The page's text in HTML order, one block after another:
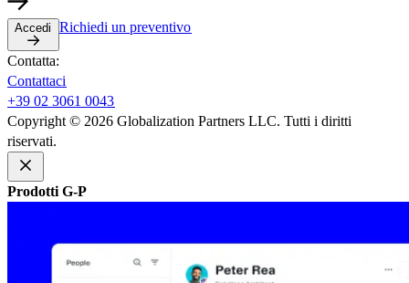
Accedi​​ Richiedi un preventivo​​
Contatta:​​
Contattaci​​
+39 02 3061 0043​​
Copyright © 2026 Globalization Partners LLC. Tutti i diritti
riservati.​​
Prodotti G-P​​